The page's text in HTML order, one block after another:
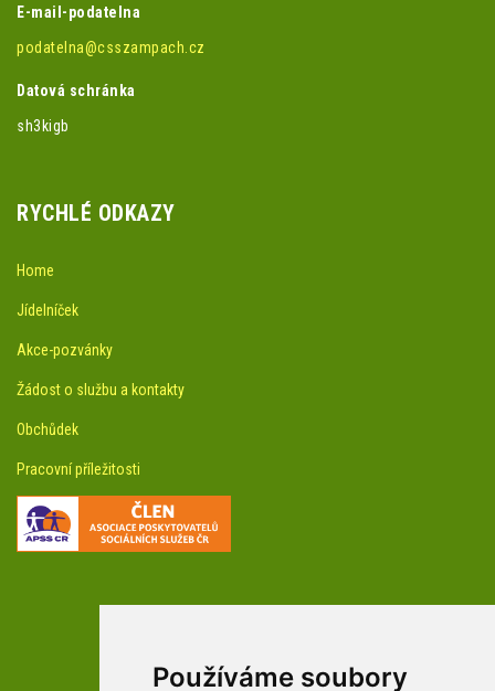
Používáme soubory
E-mail-podatelna
podatelna@csszampach.cz
Datová schránka
sh3kigb
RYCHLÉ ODKAZY
Home
Jídelníček
Akce-pozvánky
Žádost o službu a kontakty
Obchůdek
Pracovní příležitosti
facebookové profily domova a arboreta